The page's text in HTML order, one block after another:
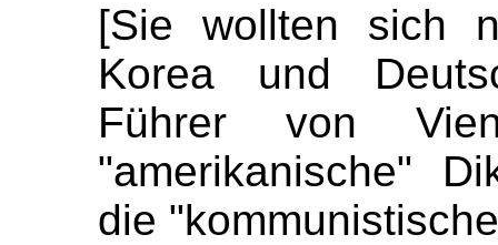
[Sie wollten sich
Korea und
Führer von
"amerikanische"
die